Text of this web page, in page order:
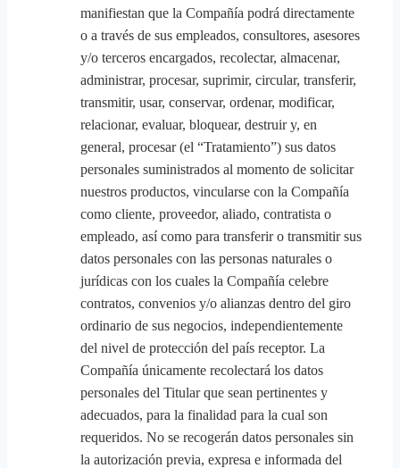
manifiestan que la Compañía podrá directamente
o a través de sus empleados, consultores, asesores
y/o terceros encargados, recolectar, almacenar,
administrar, procesar, suprimir, circular, transferir,
transmitir, usar, conservar, ordenar, modificar,
relacionar, evaluar, bloquear, destruir y, en
general, procesar (el “Tratamiento”) sus datos
personales suministrados al momento de solicitar
nuestros productos, vincularse con la Compañía
como cliente, proveedor, aliado, contratista o
empleado, así como para transferir o transmitir sus
datos personales con las personas naturales o
jurídicas con los cuales la Compañía celebre
contratos, convenios y/o alianzas dentro del giro
ordinario de sus negocios, independientemente
del nivel de protección del país receptor. La
Compañía únicamente recolectará los datos
personales del Titular que sean pertinentes y
adecuados, para la finalidad para la cual son
requeridos. No se recogerán datos personales sin
la autorización previa, expresa e informada del